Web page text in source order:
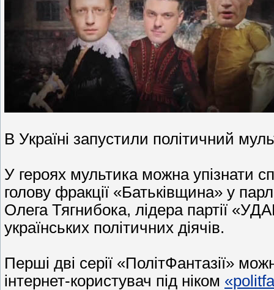
В Україні запустили політичний
У героях мультика можна упізнати
голову фракції «Батьківщина» у
Олега Тягнибока, лідера партії
українських політичних діячів.
Перші дві серії «ПолітФантазії»
інтернет-користувач під ніком